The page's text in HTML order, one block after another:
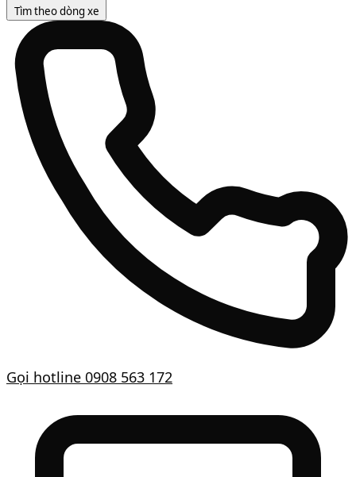
Tìm theo dòng xe
Gọi hotline 0908 563 172